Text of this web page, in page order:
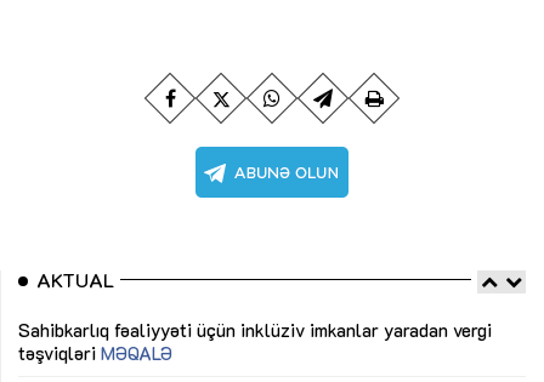
AKTUAL
Sahibkarlıq fəaliyyəti üçün inklüziv imkanlar yaradan vergi
təşviqləri MƏQALƏ